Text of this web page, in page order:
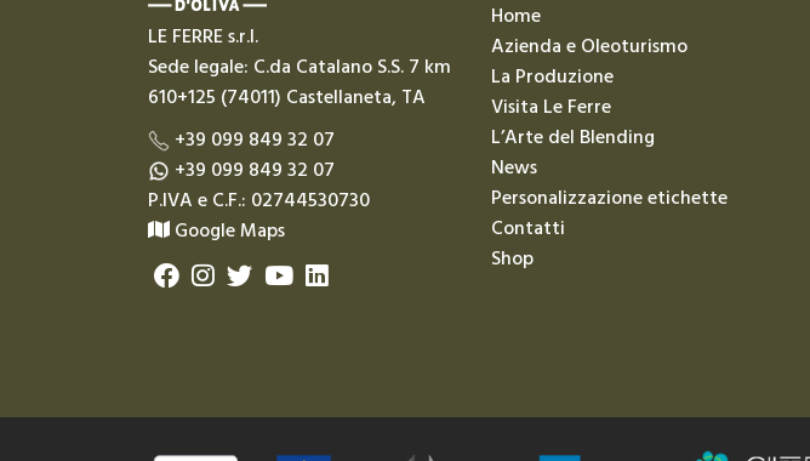
LE FERRE s.r.l.
Sede legale: C.da Catalano S.S. 7 km
610+125 (74011) Castellaneta, TA
+39 099 849 32 07
+39 099 849 32 07
P.IVA e C.F.: 02744530730
Google Maps
Home
Azienda e Oleoturismo
La Produzione
Visita Le Ferre
L’Arte del Blending
News
Personalizzazione etichette
Contatti
Shop